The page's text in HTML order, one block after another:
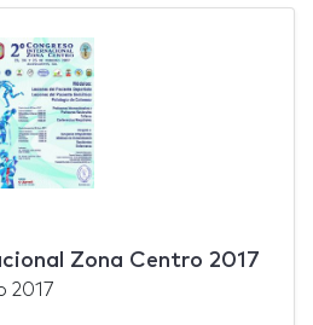
Zona Centro 2017
2017